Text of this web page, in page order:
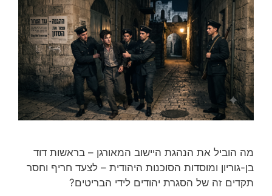
מה הוביל את הנהגת היישוב המאורגן – בראשות דוד
בן-גוריון ומוסדות הסוכנות היהודית – לצעד חריף וחסר
תקדים זה של הסגרת יהודים לידי הבריטים?